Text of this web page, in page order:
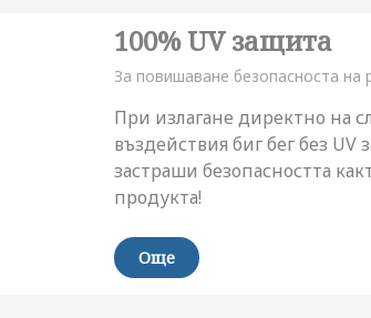
100% UV защита
За повишаване безопасноста на
При излагане директно на
въздействия биг бег без
застраши безопасността
продукта!
Още